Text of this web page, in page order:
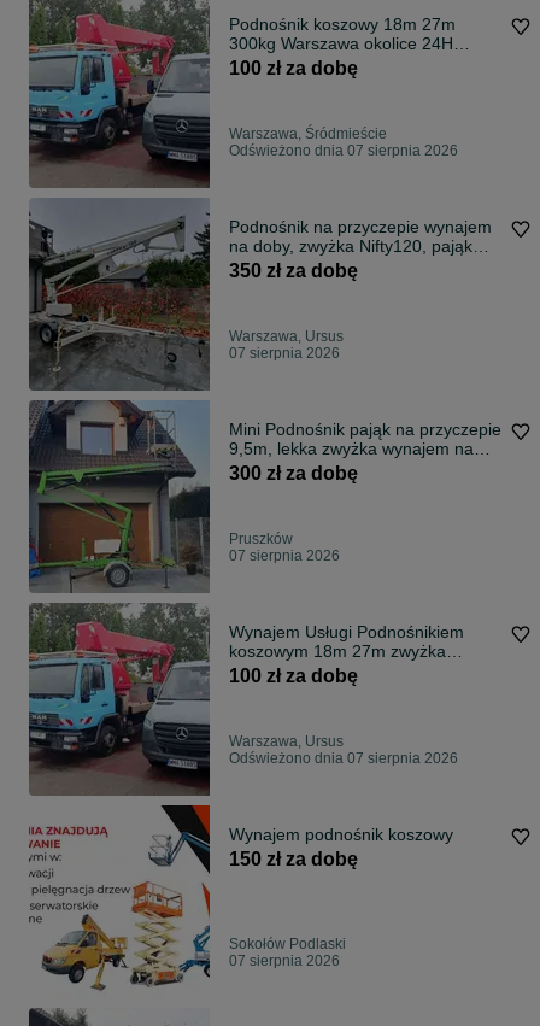
Podnośnik koszowy 18m 27m
300kg Warszawa okolice 24H
Wynajmem Wynajmę
100 zł za dobę
Warszawa, Śródmieście
Odświeżono dnia 07 sierpnia 2026
Podnośnik na przyczepie wynajem
na doby, zwyżka Nifty120, pająk
zwyżka
350 zł za dobę
Warszawa, Ursus
07 sierpnia 2026
Mini Podnośnik pająk na przyczepie
9,5m, lekka zwyżka wynajem na
doby
300 zł za dobę
Pruszków
07 sierpnia 2026
Wynajem Usługi Podnośnikiem
koszowym 18m 27m zwyżka
Warszawa Podnośnik
100 zł za dobę
Warszawa, Ursus
Odświeżono dnia 07 sierpnia 2026
Wynajem podnośnik koszowy
150 zł za dobę
Sokołów Podlaski
07 sierpnia 2026